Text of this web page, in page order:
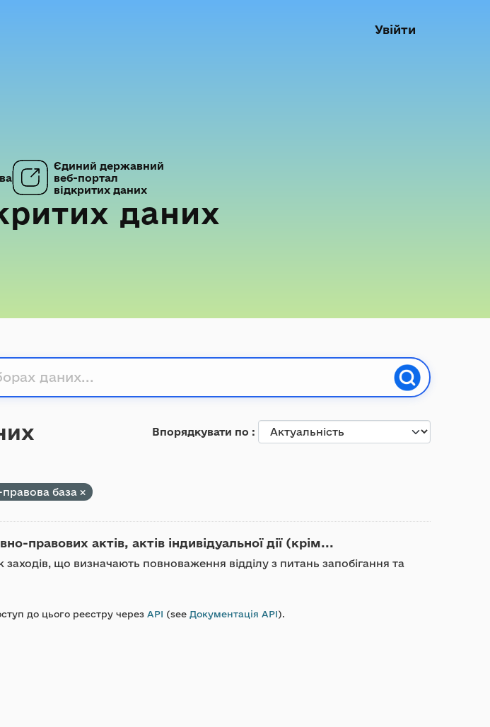
Увійти
Єдиний державний
веб-портал
відкритих даних
даних
Впорядкувати по
база
правових актів, актів індивідуальної дії (крім...
заходів, що визначають повноваження відділу з питань запобігання та
до цього реєстру через API (see Документація API).